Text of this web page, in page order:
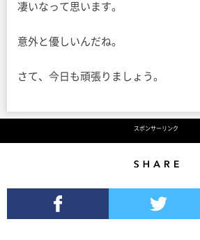
凄いなって思います。
意外と優しいんだね。
さて、今日も頑張りましょう。
スポンサーリンク